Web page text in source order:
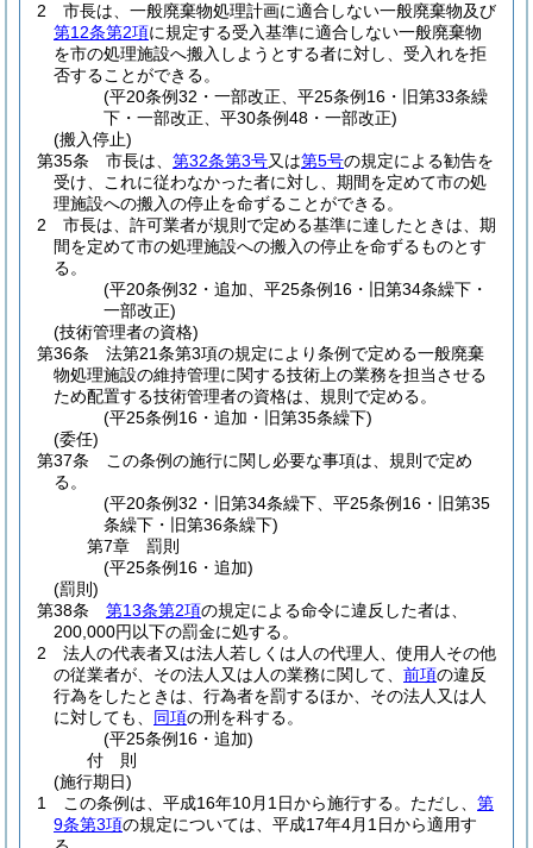
2
市長は、一般廃棄物処理計画に適合しない一般廃棄物及び
第12条第2項に規定する受入基準に適合しない一般廃棄物
を市の処理施設へ搬入しようとする者に対し、受入れを拒
否することができる。
(平20条例32・一部改正、平25条例16・旧第33条繰
下・一部改正、平30条例48・一部改正)
(搬入停止)
第35条
市長は、 第32条第3号又は第5号の規定による勧告を
受け、これに従わなかった者に対し、期間を定めて市の処
理施設への搬入の停止を命ずることができる。
2
市長は、許可業者が規則で定める基準に達したときは、期
間を定めて市の処理施設への搬入の停止を命ずるものとす
る。
(平20条例32・追加、平25条例16・旧第34条繰下・
一部改正)
(技術管理者の資格)
第36条
法第21条第3項の規定により条例で定める一般廃棄
物処理施設の維持管理に関する技術上の業務を担当させる
ため配置する技術管理者の資格は、規則で定める。
(平25条例16・追加・旧第35条繰下)
(委任)
第37条
この条例の施行に関し必要な事項は、規則で定め
る。
(平20条例32・旧第34条繰下、平25条例16・旧第35
条繰下・旧第36条繰下)
第7章
罰則
(平25条例16・追加)
(罰則)
第38条
第13条第2項の規定による命令に違反した者は、
200,000円以下の罰金に処する。
2
法人の代表者又は法人若しくは人の代理人、使用人その他
の従業者が、その法人又は人の業務に関して、 前項の違反
行為をしたときは、行為者を罰するほか、その法人又は人
に対しても、 同項の刑を科する。
(平25条例16・追加)
付 則
(施行期日)
1
この条例は、平成16年10月1日から施行する。 ただし、 第
9条第3項の規定については、平成17年4月1日から適用す